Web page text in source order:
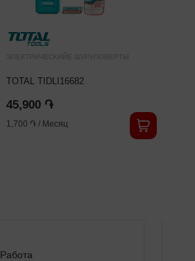
ЭЛЕКТРИЧЕСКИЙЕ ШУРУПОВЕРТЫ
TOTAL TIDLI16682
45,900 ֏
1,700 ֏ / Месяц
Работа